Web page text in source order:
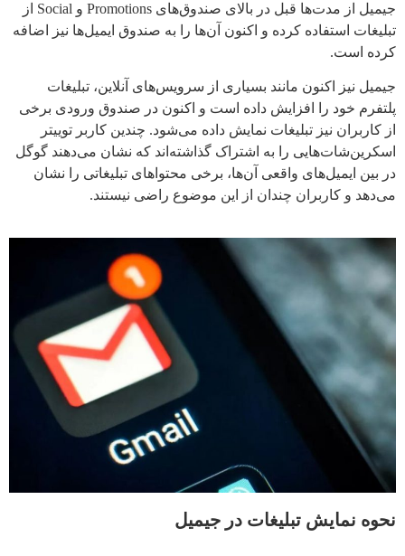
جیمیل از مدت‌ها قبل در بالای صندوق‌های Promotions و Social از
تبلیغات استفاده کرده و اکنون آن‌ها را به صندوق ایمیل‌ها نیز اضافه
کرده است.
جیمیل نیز اکنون مانند بسیاری از سرویس‌های آنلاین، تبلیغات
پلتفرم خود را افزایش داده است و اکنون در صندوق ورودی برخی
از کاربران نیز تبلیغات نمایش داده می‌شود. چندین کاربر توییتر
اسکرین‌شات‌هایی را به اشتراک گذاشته‌اند که نشان می‌دهند گوگل
در بین ایمیل‌های واقعی آن‌ها، برخی محتواهای تبلیغاتی را نشان
می‌دهد و کاربران چندان از این موضوع راضی نیستند.
نحوه نمایش تبلیغات در جیمیل